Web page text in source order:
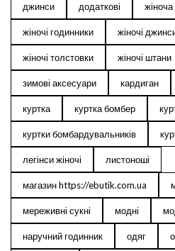
джинси додаткові
жіночі годинники жіночі
жіночі толстовки жіночі штани
зимові аксесуари кардиган
куртка куртка бомбер
куртки бомбардувальників
легінси жіночі листоноші
магазин https://ebutik.com.ua
мереживні сукні модні
наручний годинник одяг